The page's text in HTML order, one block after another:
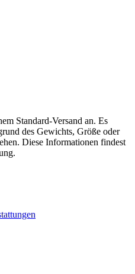
Standard-Versand an. Es
des Gewichts, Größe oder
Diese Informationen findest